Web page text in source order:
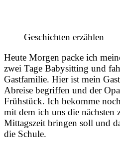
Geschichten erzählen
Heute Morgen packe ich
zwei Tage Babysitting und
Gastfamilie. Hier ist mein
Abreise begriffen und der
Frühstück. Ich bekomme
mit dem ich uns die nächsten
Mittagszeit bringen soll und
die Schule.